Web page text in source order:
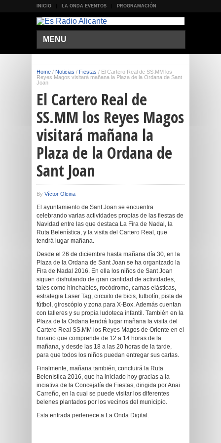
INICIO LA ONDA EVENTOS PROGRAMACIÓN
MENU
Home / Noticias / Fiestas / El Cartero Real de SS.MM los
Reyes Magos visitará mañana la Plaza de la Ordana de Sant
Joan
El Cartero Real de
SS.MM los Reyes Magos
visitará mañana la
Plaza de la Ordana de
Sant Joan
By Víctor Olcina
El ayuntamiento de Sant Joan se encuentra
celebrando varias actividades propias de las fiestas de
Navidad entre las que destaca La Fira de Nadal, la
Ruta Belenística, y la visita del Cartero Real, que
tendrá lugar mañana.
Desde el 26 de diciembre hasta mañana día 30, en la
Plaza de la Ordana de Sant Joan se ha organizado la
Fira de Nadal 2016. En ella los niños de Sant Joan
siguen disfrutando de gran cantidad de actividades,
tales como hinchables, rocódromo, camas elásticas,
estrategia Laser Tag, circuito de bicis, futbolín, pista de
fútbol, giroscópio y zona para X-Box. Además cuentan
con talleres y su propia ludoteca infantil. También en la
Plaza de la Ordana tendrá lugar mañana la visita del
Cartero Real SS.MM los Reyes Magos de Oriente en el
horario que comprende de 12 a 14 horas de la
mañana, y desde las 18 a las 20 horas de la tarde,
para que todos los niños puedan entregar sus cartas.
Finalmente, mañana también, concluirá la Ruta
Belenística 2016, que ha iniciado hoy gracias a la
inciativa de la Concejalía de Fiestas, dirigida por Anai
Carreño, en la cual se puede visitar los diferentes
belenes plantados por los vecinos del municipio.
Esta entrada pertenece a La Onda Digital.